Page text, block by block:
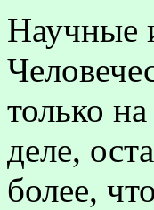
Научные
только
деле,
более,